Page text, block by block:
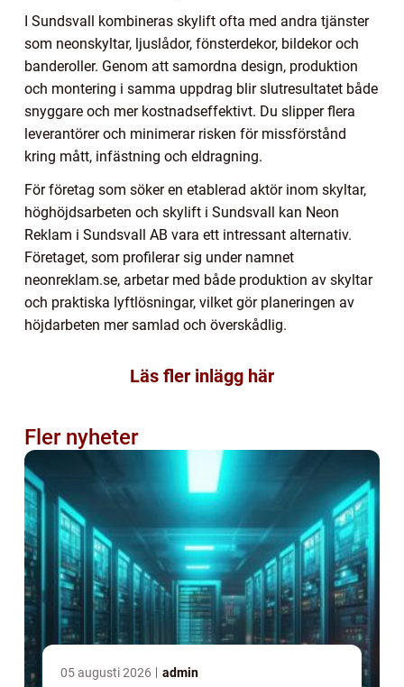
I Sundsvall kombineras skylift ofta med andra tjänster
som neonskyltar, ljuslådor, fönsterdekor, bildekor och
banderoller. Genom att samordna design, produktion
och montering i samma uppdrag blir slutresultatet både
snyggare och mer kostnadseffektivt. Du slipper flera
leverantörer och minimerar risken för missförstånd
kring mått, infästning och eldragning.
För företag som söker en etablerad aktör inom skyltar,
höghöjdsarbeten och skylift i Sundsvall kan Neon
Reklam i Sundsvall AB vara ett intressant alternativ.
Företaget, som profilerar sig under namnet
neonreklam.se, arbetar med både produktion av skyltar
och praktiska lyftlösningar, vilket gör planeringen av
höjdarbeten mer samlad och överskådlig.
Läs fler inlägg här
Fler nyheter
05 augusti 2026 admin